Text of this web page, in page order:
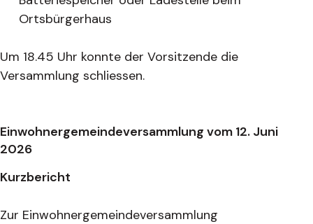
Ortsbürgerhaus
Um 18.45 Uhr konnte der Vorsitzende die
Versammlung schliessen.
Einwohnergemeindeversammlung vom 12. Juni
2026
Kurzbericht
Zur Einwohnergemeindeversammlung